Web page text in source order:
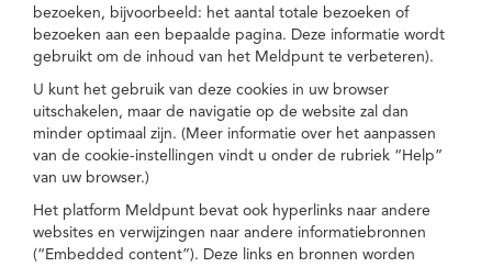
bezoeken, bijvoorbeeld: het aantal totale bezoeken of
bezoeken aan een bepaalde pagina. Deze informatie wordt
gebruikt om de inhoud van het Meldpunt te verbeteren).
U kunt het gebruik van deze cookies in uw browser
uitschakelen, maar de navigatie op de website zal dan
minder optimaal zijn. (Meer informatie over het aanpassen
van de cookie-instellingen vindt u onder de rubriek “Help”
van uw browser.)
Het platform Meldpunt bevat ook hyperlinks naar andere
websites en verwijzingen naar andere informatiebronnen
(“Embedded content”). Deze links en bronnen worden